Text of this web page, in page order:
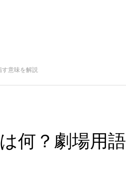
す意味を解説
何？劇場用語